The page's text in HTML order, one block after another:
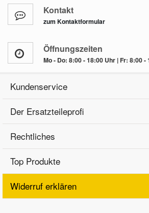
Kontakt
zum Kontaktformular
Öffnungszeiten
Mo - Do: 8:00 - 18:00 Uhr | Fr: 8:00 -
Kundenservice
Der Ersatzteileprofi
Rechtliches
Top Produkte
Widerruf erklären